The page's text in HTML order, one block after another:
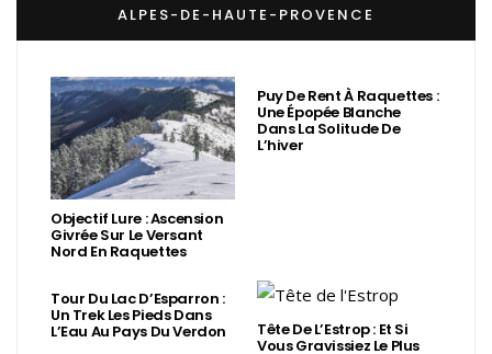
ALPES-DE-HAUTE-PROVENCE
Objectif Lure : Ascension
Givrée Sur Le Versant
Nord En Raquettes
Puy De Rent À Raquettes :
Une Épopée Blanche
Dans La Solitude De
L’hiver
Tour Du Lac D’Esparron :
Un Trek Les Pieds Dans
L’Eau Au Pays Du Verdon Tête De L’Estrop : Et Si
Vous Gravissiez Le Plus